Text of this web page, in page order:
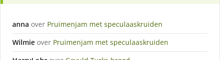
anna over Pruimenjam met speculaaskruiden
Wilmie over Pruimenjam met speculaaskruiden